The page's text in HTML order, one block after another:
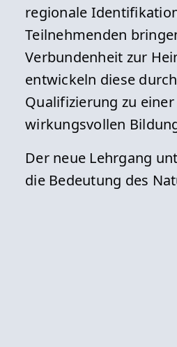
regionale
Teilnehmenden
Verbundenheit zur
entwickeln diese
Qualifizierung zu
wirkungsvollen
Der neue Lehrgang
die Bedeutung des